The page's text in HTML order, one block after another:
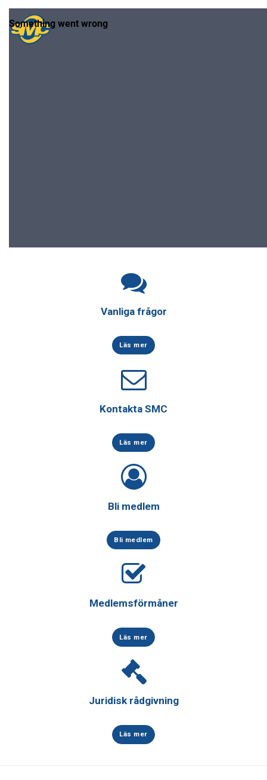
Vanliga frågor
Läs mer
Kontakta SMC
Läs mer
Bli medlem
Bli medlem
Medlemsförmåner
Läs mer
Juridisk rådgivning
Läs mer